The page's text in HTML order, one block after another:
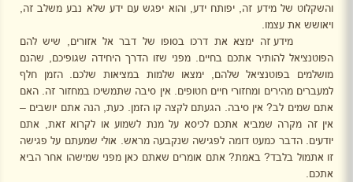
והשקלוט של מידע זה, יפותח ידע, והוא יפגש עם ידע שלא נבע משלב זה,
ויאושש את עצמו.
מידע זה ימצא את דרכו בסופו של דבר אל אזורים, שיש להם
הפוטנציאל להותיר אתכם בחיים. מפני שזו הדרך היחידה שגופיכם, שהנם
מושלמים בפוטנציאל שלהם, ימצאו שלמות במציאות שלכם. הזמן חלף
למעברים מהירים ומחזורי חיים חטופים. אין סיבה שתמשיכו במחזור זה. האם
אתם שמים לב? אין סיבה. הגעתם לקצה קו הזמן. כעת, הנה אתם יושבים –
אין זה מקרה שמביא אתכם לכיסא על מנת לשמוע או לקרוא זאת, אתם
יודעים. הדבר כמעט דומה לפגישה שנקבעה מראש. אולי שמעתם על פגישה
זו אתמול בלבד? באמת? אתם אומרים שאתם כאן מפני שמישהו אחר הביא
אתכם.